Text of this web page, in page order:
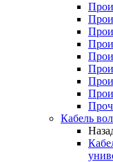
Кабель